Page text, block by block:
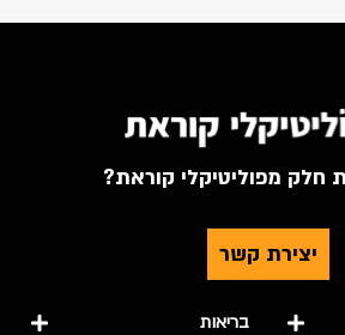
חלק מפוליטיקלי קוראת?
יצירת קשר
בריאות